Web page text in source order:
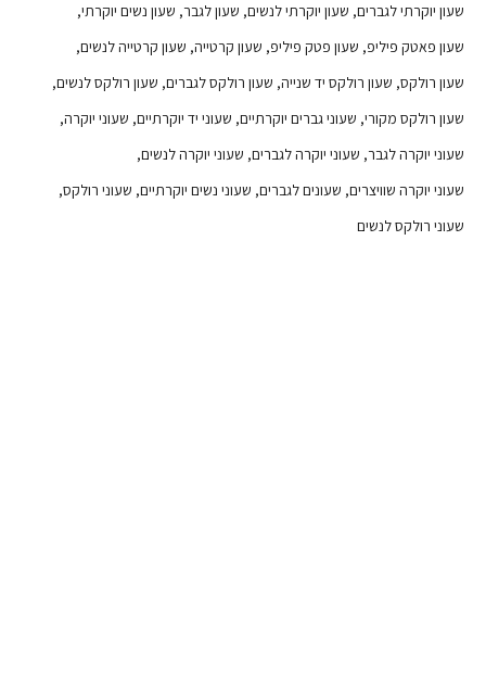
שעון יוקרתי לגברים שעון יוקרתי לנשים שעון לגבר שעון נשים יוקרתי
שעון פאטק פיליפ שעון פטק פיליפ שעון קרטייה שעון קרטייה לנשים
שעון רולקס שעון רולקס יד שנייה שעון רולקס לגברים שעון רולקס לנשים
שעון רולקס מקורי שעוני גברים יוקרתיים שעוני יד יוקרתיים שעוני יוקרה
שעוני יוקרה לגבר שעוני יוקרה לגברים שעוני יוקרה לנשים
שעוני יוקרה שוויצרים שעונים לגברים שעוני נשים יוקרתיים שעוני רולקס
שעוני רולקס לנשים